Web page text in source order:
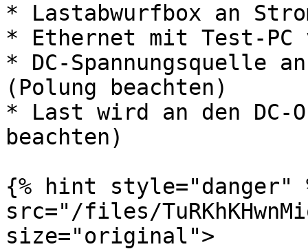
* Lastabwurfbox an
* Ethernet mit Test-PC
* DC-Spannungsquelle
(Polung beachten)
* Last wird an den DC-
beachten)
{% hint style="danger"
src="/files/
size="original">